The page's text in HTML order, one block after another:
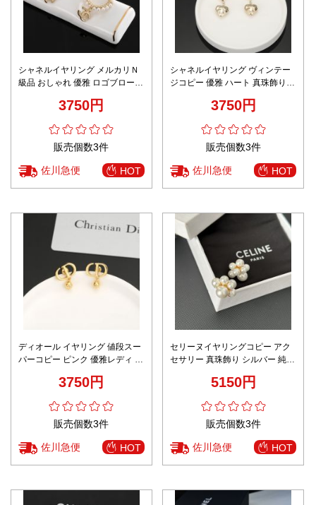
シャネルイヤリング メルカリＮ
級品 おしゃれ 優雅 ロゴブローチ
3750円
販売個数3件
佐川急便 HOT
シャネルイヤリング ヴィンテー
ジコピー 優雅 ハート 真珠飾り
3750円
販売個数3件
佐川急便 HOT
ディオール イヤリング 値段スー
パーコピー ピンク 優雅レディ シ
3750円
販売個数3件
佐川急便 HOT
セリーヌイヤリングコピー アク
セサリー 真珠飾り シルバー 純銀
5150円
販売個数3件
佐川急便 HOT